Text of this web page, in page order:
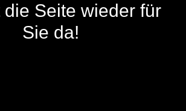
die Seite wieder für
Sie da!